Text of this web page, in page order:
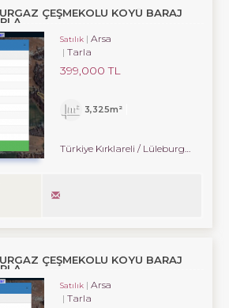
ÇEŞMEKOLU KÖYÜ BARAJ
Satılık
Arsa
Tarla
399,000 TL
3,325m²
ÇEŞMEKOLU KÖYÜ BARAJ
Satılık
Arsa
Tarla